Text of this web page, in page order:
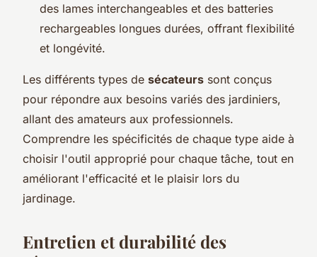
des lames interchangeables et des batteries
rechargeables longues durées, offrant flexibilité
et longévité.
Les différents types de sécateurs sont conçus
pour répondre aux besoins variés des jardiniers,
allant des amateurs aux professionnels.
Comprendre les spécificités de chaque type aide à
choisir l'outil approprié pour chaque tâche, tout en
améliorant l'efficacité et le plaisir lors du
jardinage.
Entretien et durabilité des